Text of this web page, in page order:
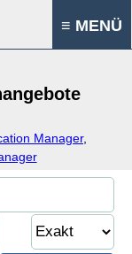
≡ MENÜ
Manager,